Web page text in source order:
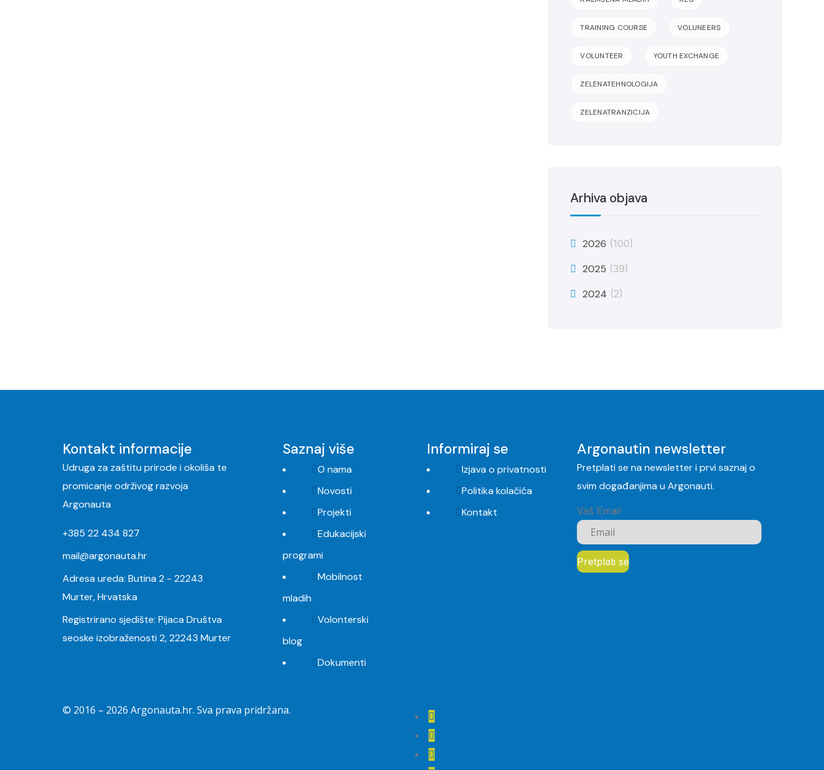
TRAINING COURSE VOLUNEERS
VOLUNTEER YOUTH EXCHANGE
ZELENATEHNOLOGIJA
ZELENATRANZICIJA
Arhiva objava
2026 (100)
2025 (39)
2024 (2)
Kontakt informacije
Udruga za zaštitu prirode i okoliša te
promicanje održivog razvoja
Argonauta
+385 22 434 827
mail@argonauta.hr
Adresa ureda: Butina 2 - 22243
Murter, Hrvatska
Registrirano sjedište: Pijaca Društva
seoske izobraženosti 2, 22243 Murter
Saznaj više
O nama
Novosti
Projekti
Edukacijski
programi
Mobilnost
mladih
Volonterski
blog
Dokumenti
Informiraj se
Izjava o privatnosti
Politika kolačića
Kontakt
Argonautin newsletter
Pretplati se na newsletter i prvi saznaj o
svim događanjima u Argonauti.
Vaš Email
© 2016 – 2026 Argonauta.hr. Sva prava pridržana.